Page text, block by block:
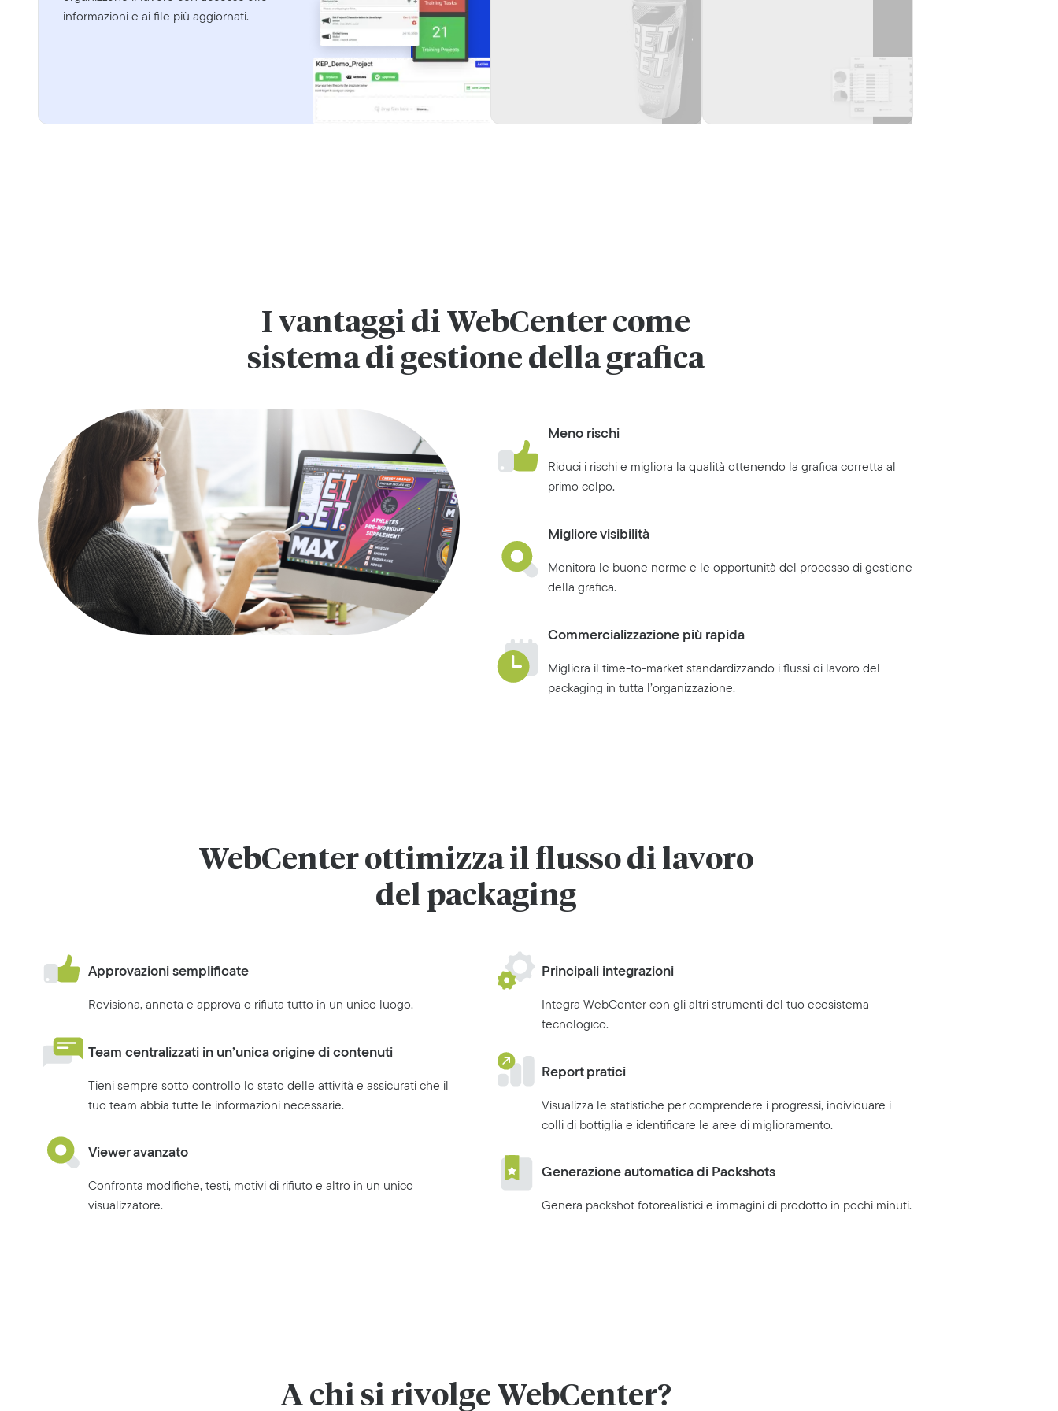
informazioni e ai file più aggiornati.
I vantaggi di WebCenter come
sistema di gestione della grafica
Meno rischi
Riduci i rischi e migliora la qualità ottenendo la grafica corretta al
primo colpo.
Migliore visibilità
Monitora le buone norme e le opportunità del processo di gestione
della grafica.
Commercializzazione più rapida
Migliora il time-to-market standardizzando i flussi di lavoro del
packaging in tutta l’organizzazione.
WebCenter ottimizza il flusso di lavoro
del packaging
Approvazioni semplificate
Revisiona, annota e approva o rifiuta tutto in un unico luogo.
Team centralizzati in un’unica origine di contenuti
Tieni sempre sotto controllo lo stato delle attività e assicurati che il
tuo team abbia tutte le informazioni necessarie.
Viewer avanzato
Confronta modifiche, testi, motivi di rifiuto e altro in un unico
visualizzatore.
Principali integrazioni
Integra WebCenter con gli altri strumenti del tuo ecosistema
tecnologico.
Report pratici
Visualizza le statistiche per comprendere i progressi, individuare i
colli di bottiglia e identificare le aree di miglioramento.
Generazione automatica di Packshots
Genera packshot fotorealistici e immagini di prodotto in pochi minuti.
A chi si rivolge WebCenter?